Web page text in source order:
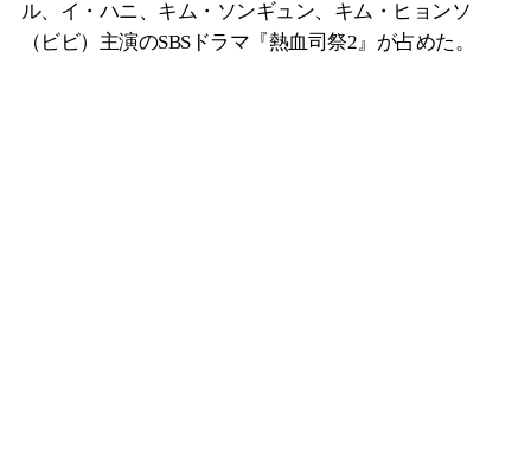
ル、イ・ハニ、キム・ソンギュン、キム・ヒョンソ
（ビビ）主演のSBSドラマ『熱血司祭2』が占めた。